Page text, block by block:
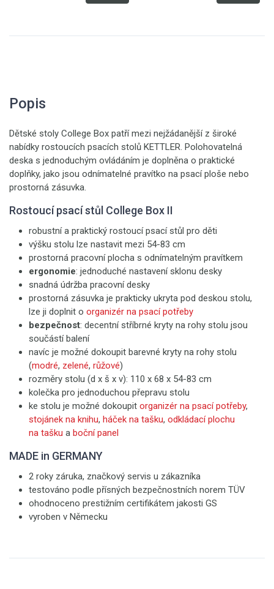
Popis
Dětské stoly College Box patří mezi nejžádanější z široké
nabídky rostoucích psacích stolů KETTLER. Polohovatelná
deska s jednoduchým ovládáním je doplněna o praktické
doplňky, jako jsou odnímatelné pravítko na psací ploše nebo
prostorná zásuvka.
Rostoucí psací stůl College Box II
robustní a praktický rostoucí psací stůl pro děti
výšku stolu lze nastavit mezi 54-83 cm
prostorná pracovní plocha s odnímatelným pravítkem
ergonomie: jednoduché nastavení sklonu desky
snadná údržba pracovní desky
prostorná zásuvka je prakticky ukryta pod deskou stolu,
lze ji doplnit o organizér na psací potřeby
bezpečnost: decentní stříbrné kryty na rohy stolu jsou
součástí balení
navíc je možné dokoupit barevné kryty na rohy stolu
(modré, zelené, růžové)
rozměry stolu (d x š x v): 110 x 68 x 54-83 cm
kolečka pro jednoduchou přepravu stolu
ke stolu je možné dokoupit organizér na psací potřeby,
stojánek na knihu, háček na tašku, odkládací plochu
na tašku a boční panel
MADE in GERMANY
2 roky záruka, značkový servis u zákazníka
testováno podle přísných bezpečnostních norem TÜV
ohodnoceno prestižním certifikátem jakosti GS
vyroben v Německu